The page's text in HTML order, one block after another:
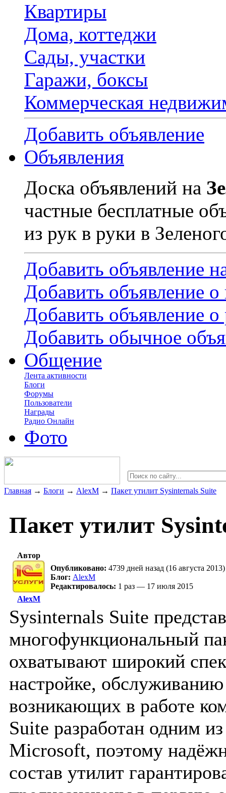
Квартиры
Дома, коттеджи
Сады, участки
Гаражи, боксы
Коммерческая
Добавить объявление
Объявления
Доска объявлений на
частные бесплатные
из рук в руки в
Добавить объявление
Добавить объявление
Добавить объявление о
Добавить обычное
Общение
Лента активности
Блоги
Форумы
Пользователи
Награды
Радио Онлайн
Фото
Главная → Блоги → AlexM → Пакет утилит Sysinternals Suite
Пакет утилит
Автор
AlexM
Опубликовано: 4739 дней назад (16 августа 2013)
Блог: AlexM
Редактировалось: 1 раз — 17 июля 2015
Sysinternals Suite
многофункциональный
охватывают широкий
настройке,
возникающих в работе
Suite разработан одним
Microsoft, поэтому
состав утилит